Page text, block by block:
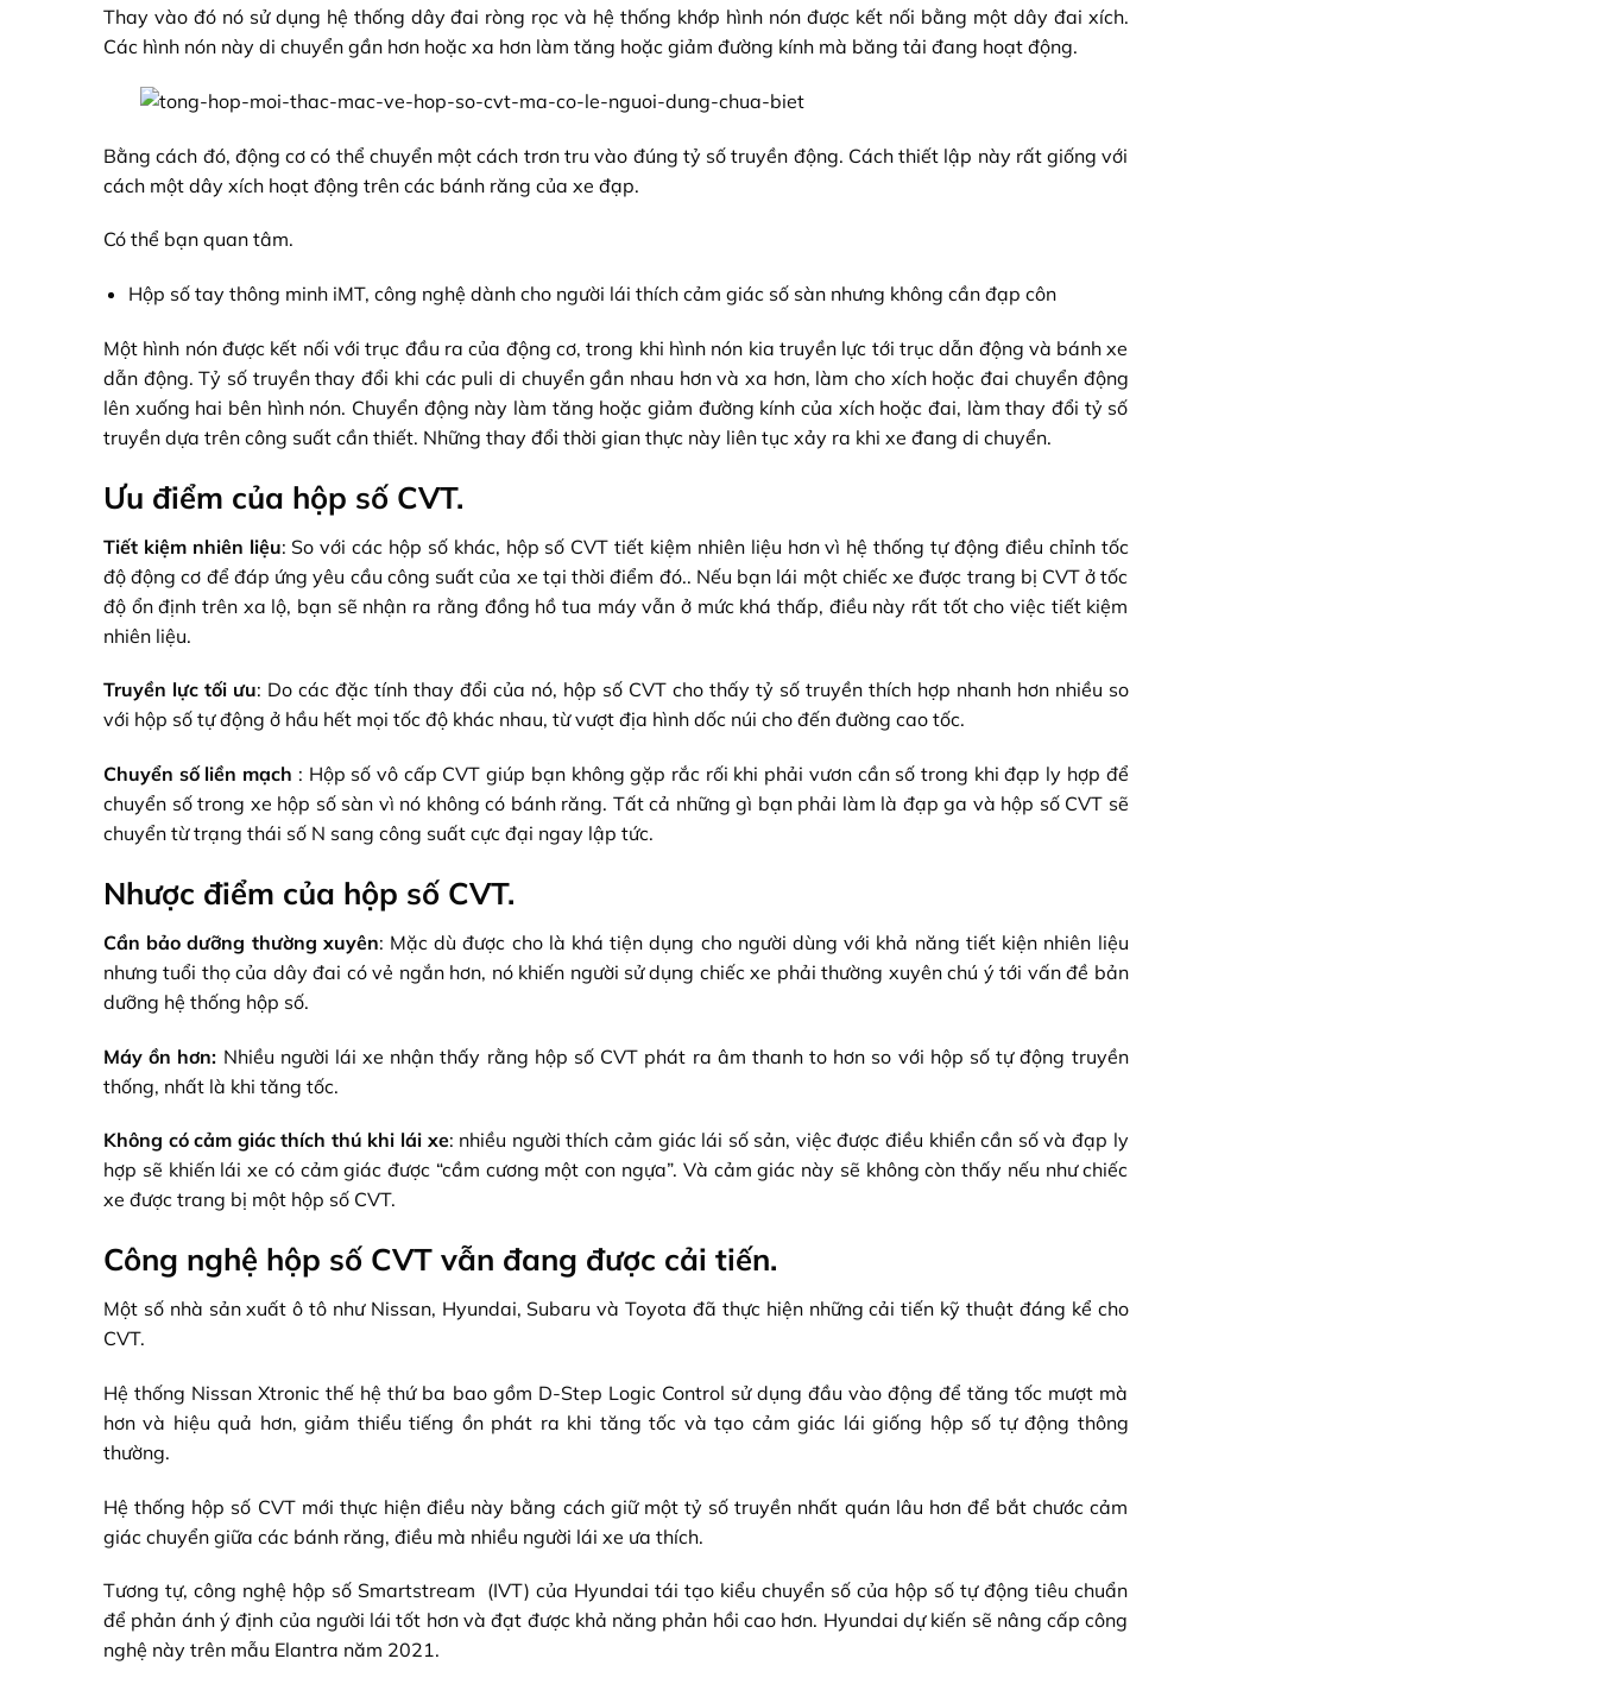
Thay vào đó nó sử dụng hệ thống dây đai ròng rọc và hệ thống khớp hình nón được kết nối bằng một dây đai xích.
Các hình nón này di chuyển gần hơn hoặc xa hơn làm tăng hoặc giảm đường kính mà băng tải đang hoạt động.
Bằng cách đó, động cơ có thể chuyển một cách trơn tru vào đúng tỷ số truyền động. Cách thiết lập này rất giống với
cách một dây xích hoạt động trên các bánh răng của xe đạp.
Có thể bạn quan tâm.
Hộp số tay thông minh iMT, công nghệ dành cho người lái thích cảm giác số sàn nhưng không cần đạp côn
Một hình nón được kết nối với trục đầu ra của động cơ, trong khi hình nón kia truyền lực tới trục dẫn động và bánh xe
dẫn động. Tỷ số truyền thay đổi khi các puli di chuyển gần nhau hơn và xa hơn, làm cho xích hoặc đai chuyển động
lên xuống hai bên hình nón. Chuyển động này làm tăng hoặc giảm đường kính của xích hoặc đai, làm thay đổi tỷ số
truyền dựa trên công suất cần thiết. Những thay đổi thời gian thực này liên tục xảy ra khi xe đang di chuyển.
Ưu điểm của hộp số CVT.
Tiết kiệm nhiên liệu: So với các hộp số khác, hộp số CVT tiết kiệm nhiên liệu hơn vì hệ thống tự động điều chỉnh tốc
độ động cơ để đáp ứng yêu cầu công suất của xe tại thời điểm đó.. Nếu bạn lái một chiếc xe được trang bị CVT ở tốc
độ ổn định trên xa lộ, bạn sẽ nhận ra rằng đồng hồ tua máy vẫn ở mức khá thấp, điều này rất tốt cho việc tiết kiệm
nhiên liệu.
Truyền lực tối ưu: Do các đặc tính thay đổi của nó, hộp số CVT cho thấy tỷ số truyền thích hợp nhanh hơn nhiều so
với hộp số tự động ở hầu hết mọi tốc độ khác nhau, từ vượt địa hình dốc núi cho đến đường cao tốc.
Chuyển số liền mạch : Hộp số vô cấp CVT giúp bạn không gặp rắc rối khi phải vươn cần số trong khi đạp ly hợp để
chuyển số trong xe hộp số sàn vì nó không có bánh răng. Tất cả những gì bạn phải làm là đạp ga và hộp số CVT sẽ
chuyển từ trạng thái số N sang công suất cực đại ngay lập tức.
Nhược điểm của hộp số CVT.
Cần bảo dưỡng thường xuyên: Mặc dù được cho là khá tiện dụng cho người dùng với khả năng tiết kiện nhiên liệu
nhưng tuổi thọ của dây đai có vẻ ngắn hơn, nó khiến người sử dụng chiếc xe phải thường xuyên chú ý tới vấn đề bản
dưỡng hệ thống hộp số.
Máy ồn hơn: Nhiều người lái xe nhận thấy rằng hộp số CVT phát ra âm thanh to hơn so với hộp số tự động truyền
thống, nhất là khi tăng tốc.
Không có cảm giác thích thú khi lái xe: nhiều người thích cảm giác lái số sản, việc được điều khiển cần số và đạp ly
hợp sẽ khiến lái xe có cảm giác được “cầm cương một con ngựa”. Và cảm giác này sẽ không còn thấy nếu như chiếc
xe được trang bị một hộp số CVT.
Công nghệ hộp số CVT vẫn đang được cải tiến.
Một số nhà sản xuất ô tô như Nissan, Hyundai, Subaru và Toyota đã thực hiện những cải tiến kỹ thuật đáng kể cho
CVT.
Hệ thống Nissan Xtronic thế hệ thứ ba bao gồm D-Step Logic Control sử dụng đầu vào động để tăng tốc mượt mà
hơn và hiệu quả hơn, giảm thiểu tiếng ồn phát ra khi tăng tốc và tạo cảm giác lái giống hộp số tự động thông
thường.
Hệ thống hộp số CVT mới thực hiện điều này bằng cách giữ một tỷ số truyền nhất quán lâu hơn để bắt chước cảm
giác chuyển giữa các bánh răng, điều mà nhiều người lái xe ưa thích.
Tương tự, công nghệ hộp số Smartstream (IVT) của Hyundai tái tạo kiểu chuyển số của hộp số tự động tiêu chuẩn
để phản ánh ý định của người lái tốt hơn và đạt được khả năng phản hồi cao hơn. Hyundai dự kiến sẽ nâng cấp công
nghệ này trên mẫu Elantra năm 2021.